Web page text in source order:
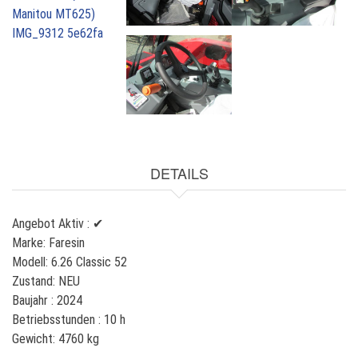
M
T
DETAILS
Angebot Aktiv : ✔
Marke: Faresin
Modell: 6.26 Classic 52
Zustand: NEU
Baujahr : 2024
Betriebsstunden : 10 h
Gewicht: 4760 kg